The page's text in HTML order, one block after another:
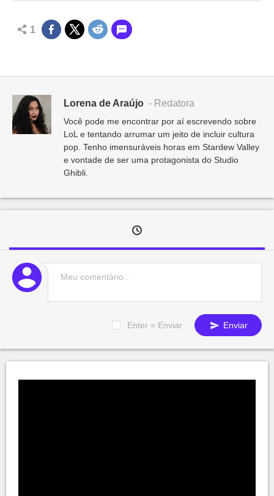
1
Lorena de Araújo - Redatora
Você pode me encontrar por aí escrevendo sobre
LoL e tentando arrumar um jeito de incluir cultura
pop. Tenho imensuráveis horas em Stardew Valley
e vontade de ser uma protagonista do Studio
Ghibli.
Enter = Enviar Enviar